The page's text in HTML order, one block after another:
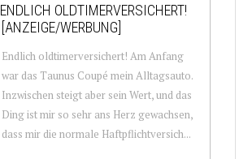
ENDLICH OLDTIMERVERSICHERT!
[ANZEIGE/WERBUNG]
Endlich oldtimerversichert! Am Anfang
war das Taunus Coupé mein Alltagsauto.
Inzwischen steigt aber sein Wert, und das
Ding ist mir so sehr ans Herz gewachsen,
dass mir die normale Haftpflichtversich...